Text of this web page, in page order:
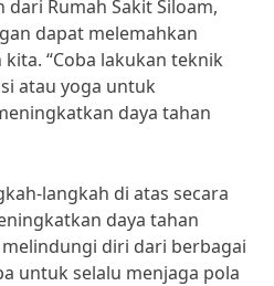
dari Rumah Sakit Siloam,
dapat melemahkan
“Coba lakukan teknik
atau yoga untuk
daya tahan
langkah di atas secara
daya tahan
diri dari berbagai
untuk selalu menjaga pola